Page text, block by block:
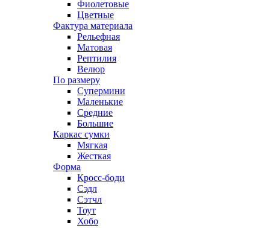
Фиолетовые
Цветные
Фактура материала
Рельефная
Матовая
Рептилия
Велюр
По размеру
Супермини
Маленькие
Средние
Большие
Каркас сумки
Мягкая
Жесткая
Форма
Кросс-боди
Сэдл
Сэтчл
Тоут
Хобо